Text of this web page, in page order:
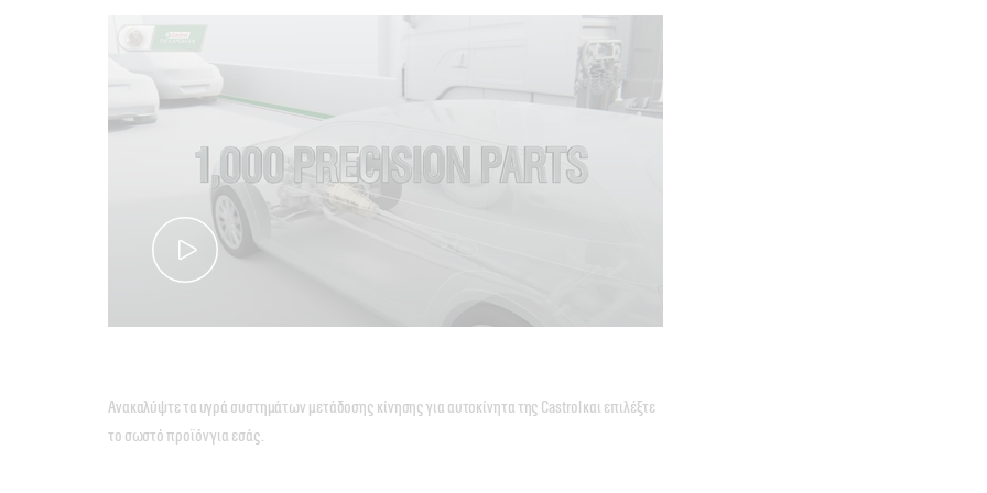
Ανακαλύψτε τα υγρά συστημάτων μετάδοσης κίνησης για αυτοκίνητα της Castrol και επιλέξτε
το σωστό προϊόν για εσάς.